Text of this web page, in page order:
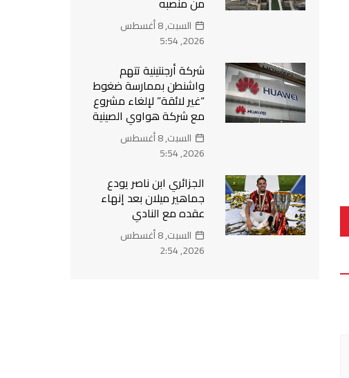
السبت, 8 أغسطس
2026, 5:54
شركة أرجنتينية تتهم
واشنطن بممارسة ضغوط
“غير لائقة” لإلغاء مشروع
مع شركة هواوي الصينية
السبت, 8 أغسطس
2026, 5:54
الجزائري ابن ناصر يودع
جماهير ميلان بعد إنهاء
عقده مع النادي
السبت, 8 أغسطس
2026, 2:54